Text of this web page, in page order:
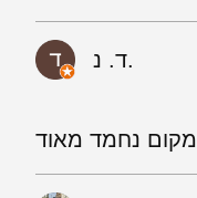
ד. נ.
מקום נחמד מאוד